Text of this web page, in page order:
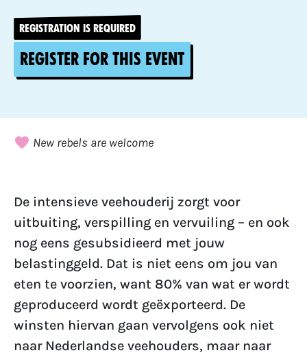
REGISTRATION IS REQUIRED
Register for this event
New rebels are welcome
De intensieve veehouderij zorgt voor
uitbuiting, verspilling en vervuiling – en ook
nog eens gesubsidieerd met jouw
belastinggeld. Dat is niet eens om jou van
eten te voorzien, want 80% van wat er wordt
geproduceerd wordt geëxporteerd. De
winsten hiervan gaan vervolgens ook niet
naar Nederlandse veehouders, maar naar